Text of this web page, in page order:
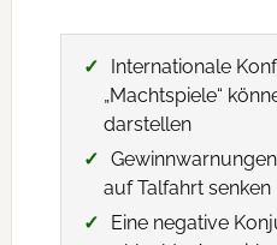
Internationale
„Machtspiele“
darstellen
auf Talfahrt senken
Eine negative